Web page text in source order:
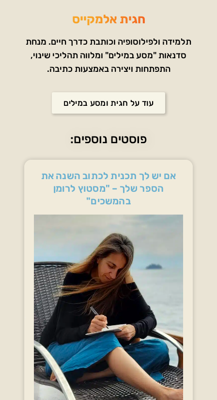
חגית אלמקייס
תלמידה ולפילוסופיה וכותבת כדרך חיים. מנחת
סדנאות "מסע במילים" ומלווה תהליכי שינוי,
התפתחות ויצירה באמצעות כתיבה.
עוד על חגית ומסע במילים
פוסטים נוספים:
אם יש לך תכנית לכתוב השנה את
הספר שלך – "מסטוץ לרומן
בהמשכים"